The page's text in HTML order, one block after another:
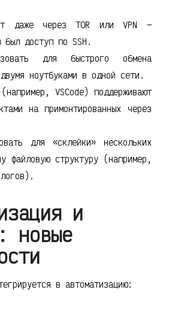
даже через TOR или VPN —
доступ по SSH.
для быстрого обмена
ноутбуками в одной сети.
VSCode) поддерживают
на примонтированных через
для «склейки» нескольких
файловую структуру (например,
и
новые
в автоматизацию: